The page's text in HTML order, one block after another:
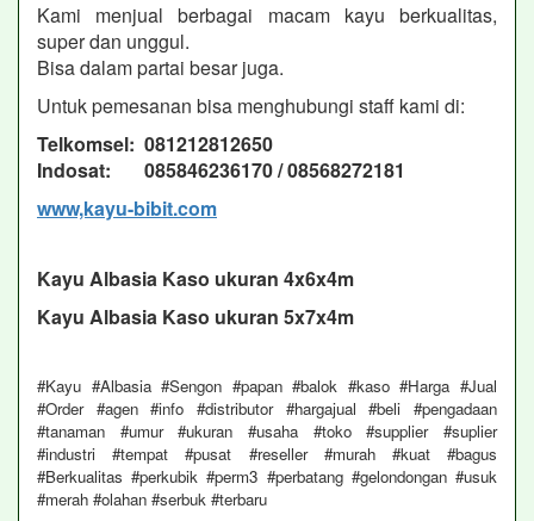
Kami menjual berbagai macam kayu berkualitas,
super dan unggul.
Bisa dalam partai besar juga.
Untuk pemesanan bisa menghubungi staff kami di:
Telkomsel: 081212812650
Indosat: 085846236170 / 08568272181
www,kayu-bibit.com
Kayu Albasia Kaso ukuran 4x6x4m
Kayu Albasia Kaso ukuran 5x7x4m
#Kayu #Albasia #Sengon #papan #balok #kaso #Harga #Jual
#Order #agen #info #distributor #hargajual #beli #pengadaan
#tanaman #umur #ukuran #usaha #toko #supplier #suplier
#industri #tempat #pusat #reseller #murah #kuat #bagus
#Berkualitas #perkubik #perm3 #perbatang #gelondongan #usuk
#merah #olahan #serbuk #terbaru